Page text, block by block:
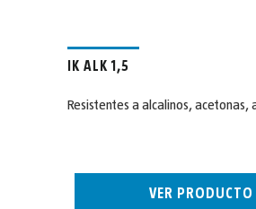
IK ALK 1,5
Resistentes a alcalinos, acetonas,
VER PRODUCTO